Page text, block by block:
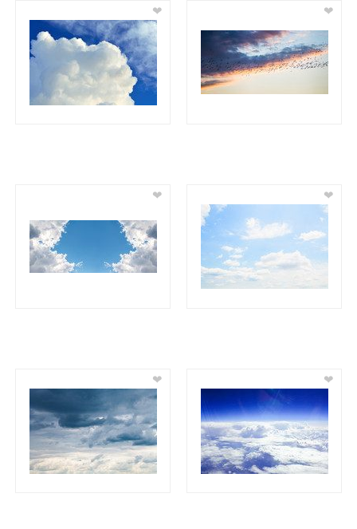
❤ ❤
❤ ❤
❤ ❤